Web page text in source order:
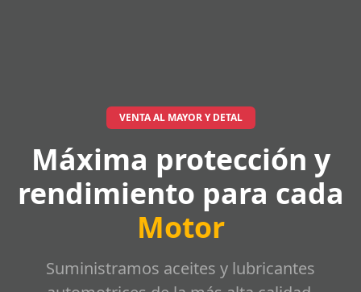
VENTA AL MAYOR Y DETAL
Máxima protección y
rendimiento para cada
Motor
Suministramos aceites y lubricantes